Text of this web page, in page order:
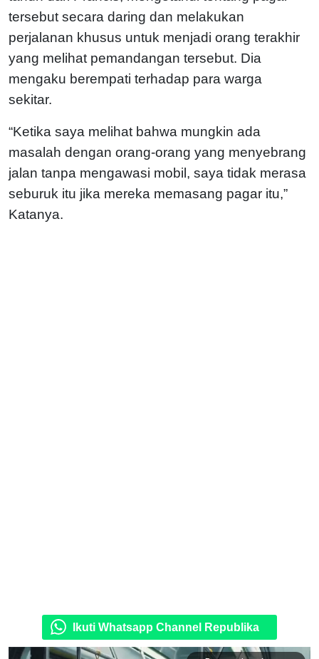
tersebut secara daring dan melakukan
perjalanan khusus untuk menjadi orang terakhir
yang melihat pemandangan tersebut. Dia
mengaku berempati terhadap para warga
sekitar.
“Ketika saya melihat bahwa mungkin ada
masalah dengan orang-orang yang menyebrang
jalan tanpa mengawasi mobil, saya tidak merasa
seburuk itu jika mereka memasang pagar itu,”
Katanya.
Ikuti Whatsapp Channel Republika